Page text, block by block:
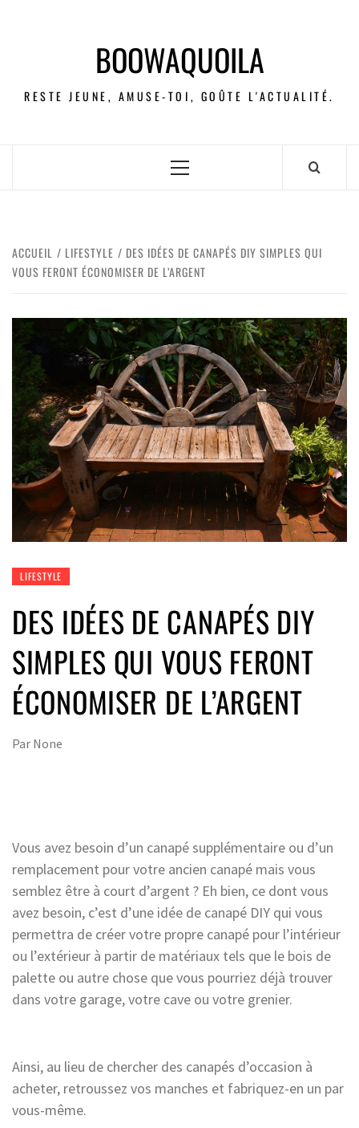
BOOWAQUOILA
RESTE JEUNE, AMUSE-TOI, GOÛTE L'ACTUALITÉ.
ACCUEIL LIFESTYLE
DES IDÉES DE CANAPÉS DIY SIMPLES QUI
VOUS FERONT ÉCONOMISER DE L’ARGENT
LIFESTYLE
DES IDÉES DE CANAPÉS DIY
SIMPLES QUI VOUS FERONT
ÉCONOMISER DE L’ARGENT
Par None
Vous avez besoin d’un canapé supplémentaire ou d’un
remplacement pour votre ancien canapé mais vous
semblez être à court d’argent ? Eh bien, ce dont vous
avez besoin, c’est d’une idée de canapé DIY qui vous
permettra de créer votre propre canapé pour l’intérieur
ou l’extérieur à partir de matériaux tels que le bois de
palette ou autre chose que vous pourriez déjà trouver
dans votre garage, votre cave ou votre grenier.
Ainsi, au lieu de chercher des canapés d’occasion à
acheter, retroussez vos manches et fabriquez-en un par
vous-même.